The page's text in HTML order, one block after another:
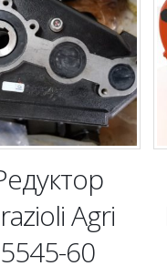
Agri
5545-60